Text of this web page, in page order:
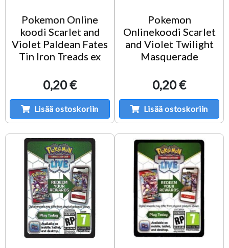
Pokemon Online
koodi Scarlet and
Violet Paldean Fates
Tin Iron Treads ex
0,20 €
Lisää ostoskoriin
Pokemon
Onlinekoodi Scarlet
and Violet Twilight
Masquerade
0,20 €
Lisää ostoskoriin